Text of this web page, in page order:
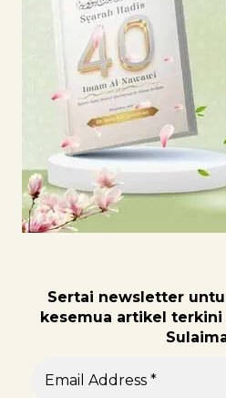
Sertai newsletter
kesemua artikel terkini